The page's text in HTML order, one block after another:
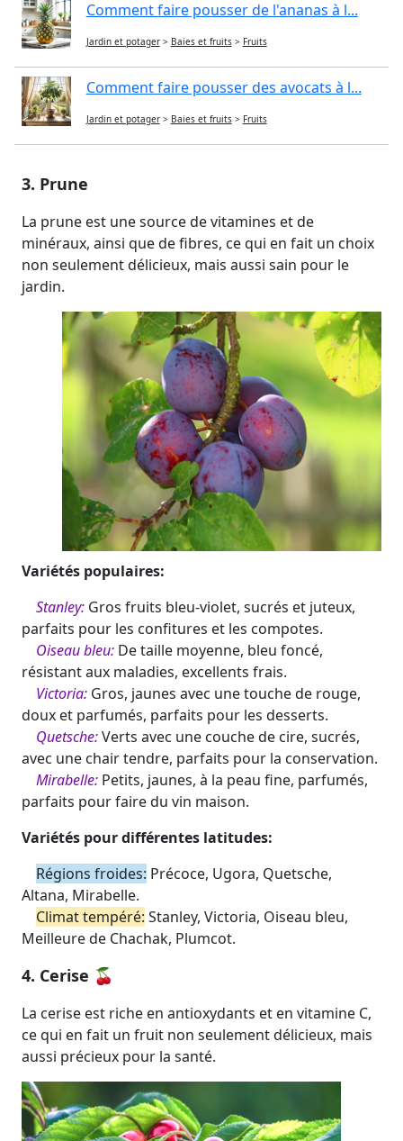
Comment faire pousser de l'ananas à l...
Jardin et potager > Baies et fruits > Fruits
Comment faire pousser des avocats à l...
Jardin et potager > Baies et fruits > Fruits
3. Prune
La prune est une source de vitamines et de
minéraux, ainsi que de fibres, ce qui en fait un choix
non seulement délicieux, mais aussi sain pour le
jardin.
Variétés populaires:
Stanley: Gros fruits bleu-violet, sucrés et juteux,
parfaits pour les confitures et les compotes.
Oiseau bleu: De taille moyenne, bleu foncé,
résistant aux maladies, excellents frais.
Victoria: Gros, jaunes avec une touche de rouge,
doux et parfumés, parfaits pour les desserts.
Quetsche:Verts avec une couche de cire, sucrés,
avec une chair tendre, parfaits pour la conservation.
Mirabelle: Petits, jaunes, à la peau fine, parfumés,
parfaits pour faire du vin maison.
Variétés pour différentes latitudes:
Régions froides: Précoce, Ugora, Quetsche,
Altana, Mirabelle.
Climat tempéré: Stanley, Victoria, Oiseau bleu,
Meilleure de Chachak, Plumcot.
4. Cerise 🍒
La cerise est riche en antioxydants et en vitamine C,
ce qui en fait un fruit non seulement délicieux, mais
aussi précieux pour la santé.